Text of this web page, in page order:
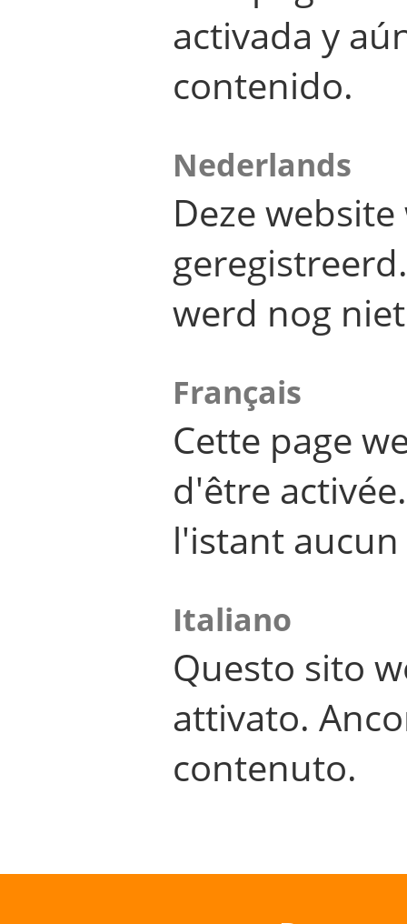
activada y
contenido.
Nederlands
Deze
werd nog
Français
Cette page
d'être
l'istant
Italiano
Questo sito
attivato.
contenuto.